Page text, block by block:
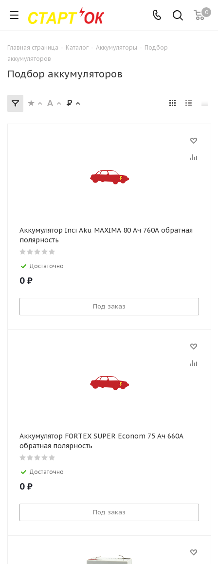
0
Главная страница - Каталог - Аккумуляторы - Подбор
аккумуляторов
Подбор аккумуляторов
Аккумулятор Inci Aku MAXIMA 80 Ач 760А обратная
полярность
Достаточно
0 ₽
Под заказ
Аккумулятор FORTEX SUPER Econom 75 Ач 660А
обратная полярность
Достаточно
0 ₽
Под заказ